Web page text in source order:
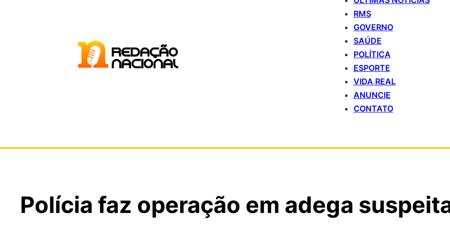
RMS
GOVERNO
SAÚDE
POLÍTICA
ESPORTE
VIDA REAL
ANUNCIE
CONTATO
Polícia faz operação em adega